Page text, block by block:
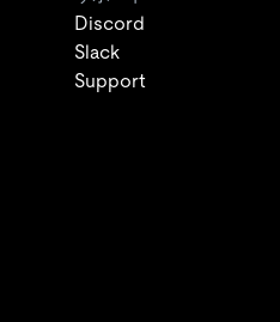
Discord
Slack
Support